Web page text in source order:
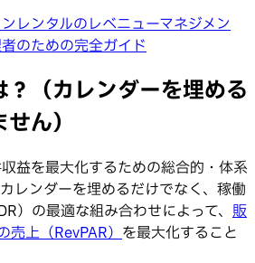
レンタルのレベニューマネジメン
のための完全ガイド
（カレンダーを埋める
ん）
益を最大化するための総合的・体系
レンダーを埋めるだけでなく、稼働
）の最適な組み合わせによって、 販
売上（RevPAR）を最大化すること